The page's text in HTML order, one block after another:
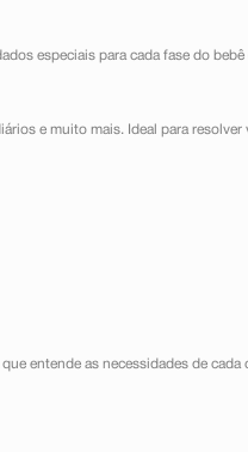
especiais para cada fase do bebê
e muito mais. Ideal para resolver
entende as necessidades de